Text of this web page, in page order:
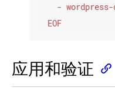
  EOF
应用和验证